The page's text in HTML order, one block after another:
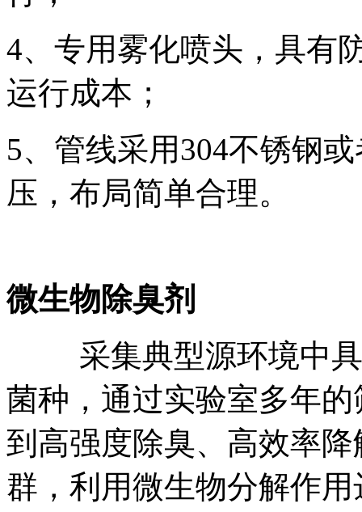
4、专用雾化喷头，具有
运行成本；
5、管线采用304不锈钢
压，布局简单合理。
微生物除臭剂
采集典型源环境中
菌种，通过实验室多年
到高强度除臭、高效率
群，利用微生物分解作